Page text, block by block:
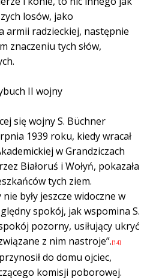
losów, jako
armii radzieckiej, następnie
znaczeniu tych słów,
II wojny
się wojny S. Büchner
1939 roku, kiedy wracał
w Grandziczach
Białoruś i Wołyń, pokazała
tych ziem.
były jeszcze widoczne w
spokój, jak wspomina S.
pozorny, usiłujący ukryć
z nim nastroje”.[14]
do domu ojciec,
komisji poborowej.